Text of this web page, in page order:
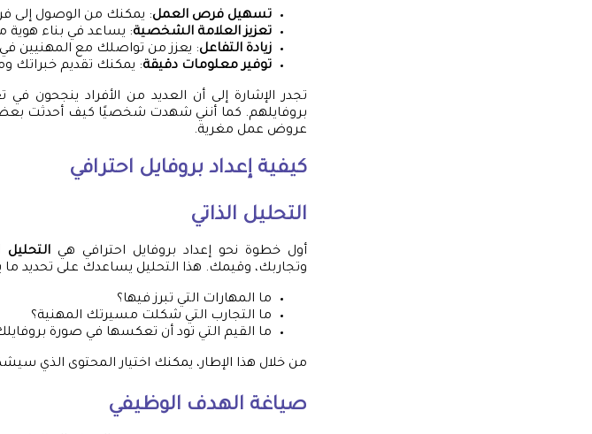
تسهيل فرص العمل: يمكنك من الوصول
تعزيز العلامة الشخصية: يساعد في بناء
زيادة التفاعل: يعزز من تواصلك مع المهنيين في
توفير معلومات دقيقة: يمكنك تقديم خبراتك
تجدر الإشارة إلى أن العديد من الأفراد ينجحون
بروفايلهم. كما أنني شهدت شخصيًا كيف أحدثت
عروض عمل مغرية.
كيفية إعداد بروفايل احترافي
التحليل الذاتي
أول خطوة نحو إعداد بروفايل احترافي هيالتحليل
وتجاربك، وقيمك. هذا التحليل يساعدك على تحديد
ما المهارات التي تبرز فيها؟
ما التجارب التي شكلت مسيرتك المهنية؟
ما القيم التي تود أن تعكسها في صورة
من خلال هذا الإطار، يمكنك اختيار المحتوى الذي
صياغة الهدف الوظيفي